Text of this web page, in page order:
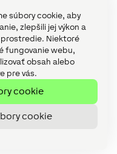
súbory cookie, aby
zlepšili jej výkon a
prostredie. Niektoré
fungovanie webu,
obsah alebo
pre vás.
cookie
cookie
stanete Audio-
na to, či ide o
komerčnú
alebo hotelový
automatizačným
celú
kliknutiami